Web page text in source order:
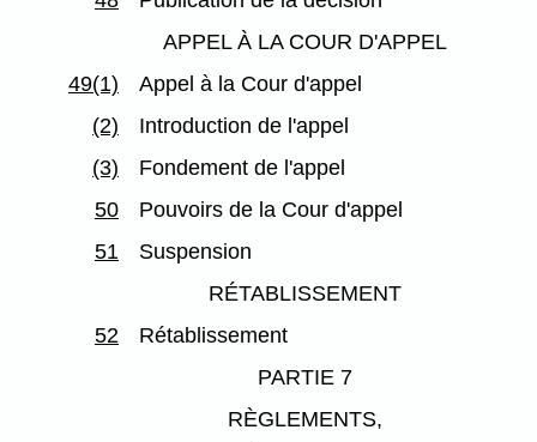
APPEL À LA COUR D'APPEL
49(1)
Appel à la Cour d'appel
(2)
Introduction de l'appel
(3)
Fondement de l'appel
50
Pouvoirs de la Cour d'appel
51
Suspension
RÉTABLISSEMENT
52
Rétablissement
PARTIE 7
RÈGLEMENTS,